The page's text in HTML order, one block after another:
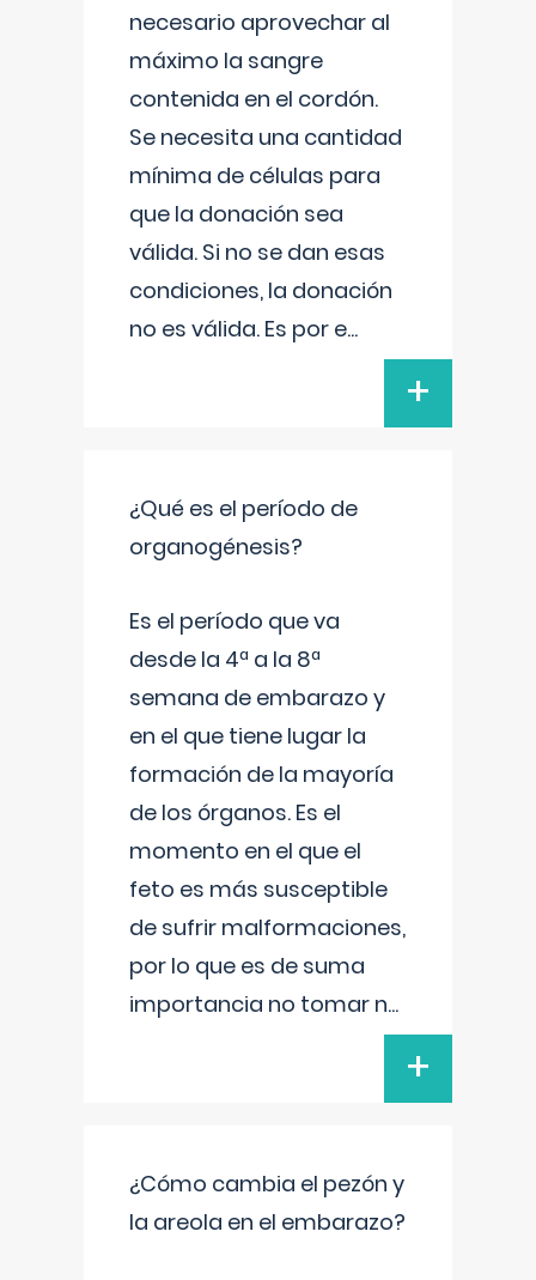
necesario aprovechar al
máximo la sangre
contenida en el cordón.
Se necesita una cantidad
mínima de células para
que la donación sea
válida. Si no se dan esas
condiciones, la donación
no es válida. Es por e...
+
¿Qué es el período de
organogénesis?
Es el período que va
desde la 4ª a la 8ª
semana de embarazo y
en el que tiene lugar la
formación de la mayoría
de los órganos. Es el
momento en el que el
feto es más susceptible
de sufrir malformaciones,
por lo que es de suma
importancia no tomar n...
+
¿Cómo cambia el pezón y
la areola en el embarazo?